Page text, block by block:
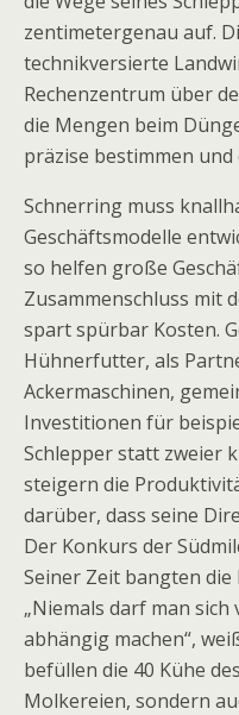
zentimetergenau auf.
technikversierte
Rechenzentrum über
die Mengen beim
präzise bestimmen
Schnerring muss
Geschäftsmodelle
so helfen große
Zusammenschluss mit
spart spürbar Kosten.
Hühnerfutter, als
Ackermaschinen,
Investitionen für
Schlepper statt zweier
steigern die
darüber, dass seine
Der Konkurs der
Seiner Zeit bangten
„Niemals darf man
abhängig machen“,
befüllen die 40 Kühe
Molkereien, sondern